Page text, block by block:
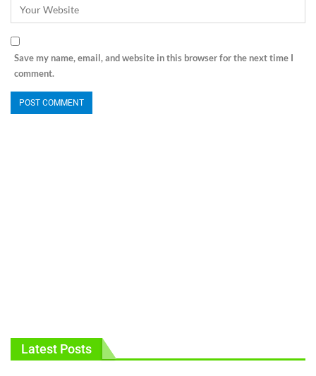
Save my name, email, and website in this browser for the next time I
comment.
Latest Posts